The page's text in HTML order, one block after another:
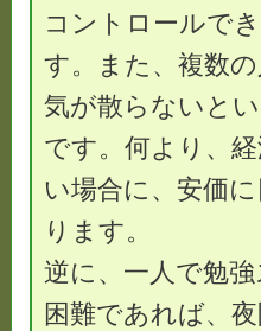
コントロールで
す。また、複数
気が散らないと
です。何より、
い場合に、安価
ります。
逆に、一人で勉
困難であれば、